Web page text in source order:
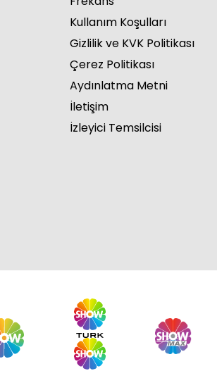
Kullanım Koşulları
Gizlilik ve KVK Politikası
Çerez Politikası
Aydınlatma Metni
İletişim
İzleyici Temsilcisi